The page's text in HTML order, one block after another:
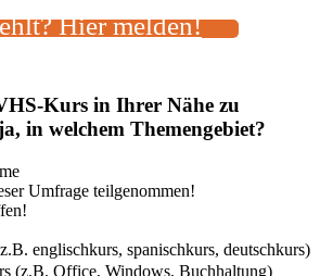
Hier melden!
Kurs in Ihrer Nähe zu
in welchem Themengebiet?
Umfrage teilgenommen!
englischkurs, spanischkurs, deutschkurs)
(z.B. Office, Windows, Buchhaltung)